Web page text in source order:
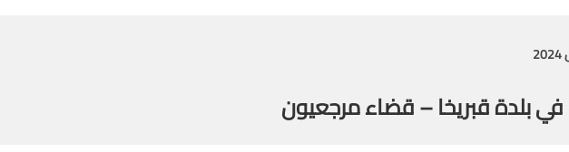
بلدة قبريخا – قضاء مرجعيون